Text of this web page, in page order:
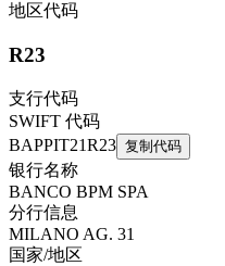
地区代码
R23
支行代码
SWIFT 代码
BAPPIT21R23 复制代码
银行名称
BANCO BPM SPA
分行信息
MILANO AG. 31
国家/地区